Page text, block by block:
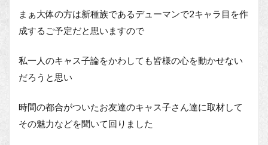
まぁ大体の方は新種族であるデューマンで2キャラ目を作
成するご予定だと思いますので
私一人のキャス子論をかわしても皆様の心を動かせない
だろうと思い
時間の都合がついたお友達のキャス子さん達に取材して
その魅力などを聞いて回りました